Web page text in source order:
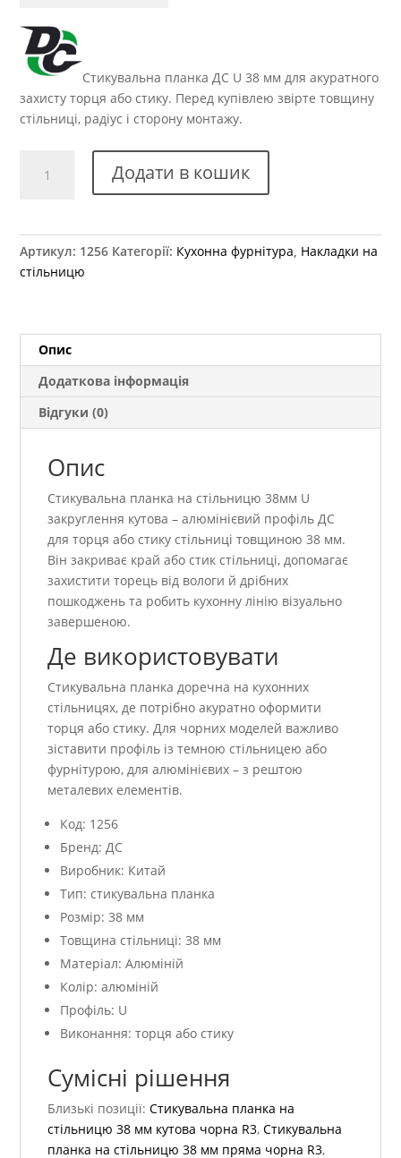
Стикувальна планка ДС U 38 мм для акуратного
захисту торця або стику. Перед купівлею звірте товщину
стільниці, радіус і сторону монтажу.
планка
закруглення
Додати в кошик
Артикул: 1256 Категорії: Кухонна фурнітура Накладки на
стільницю
Опис
Додаткова інформація
Відгуки (0)
Опис
Стикувальна планка на стільницю 38мм U
закруглення кутова – алюмінієвий профіль ДС
для торця або стику стільниці товщиною 38 мм.
Він закриває край або стик стільниці, допомагає
захистити торець від вологи й дрібних
пошкоджень та робить кухонну лінію візуально
завершеною.
Де використовувати
Стикувальна планка доречна на кухонних
стільницях, де потрібно акуратно оформити
торця або стику. Для чорних моделей важливо
зіставити профіль із темною стільницею або
фурнітурою, для алюмінієвих – з рештою
металевих елементів.
Код: 1256
Бренд: ДС
Виробник: Китай
Тип: стикувальна планка
Розмір: 38 мм
Товщина стільниці: 38 мм
Матеріал: Алюміній
Колір: алюміній
Профіль: U
Виконання: торця або стику
Сумісні рішення
Близькі позиції:Стикувальна планка на
стільницю 38 мм кутова чорна R3,Стикувальна
планка на стільницю 38 мм пряма чорна R3,